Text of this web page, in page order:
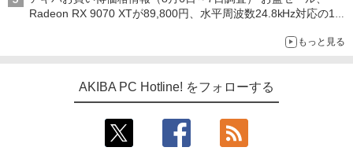
Radeon RX 9070 XTが89,800円、水平周波数24.8kHz対応の17
もっと見る
AKIBA PC Hotline! をフォローする